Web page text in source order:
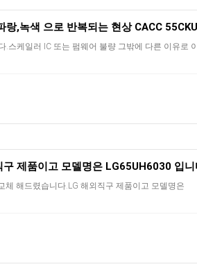
스케일러 IC 또는 펌웨어 불량 그밖에 다른 이유로
제품이고 모델명은 LG65UH6030 입니
해드렸습니다.LG 해외직구 제품이고 모델명은